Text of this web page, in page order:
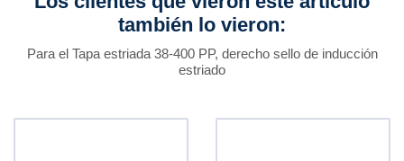
también lo vieron:
Para el Tapa estriada 38-400 PP, derecho sello de inducción
estriado